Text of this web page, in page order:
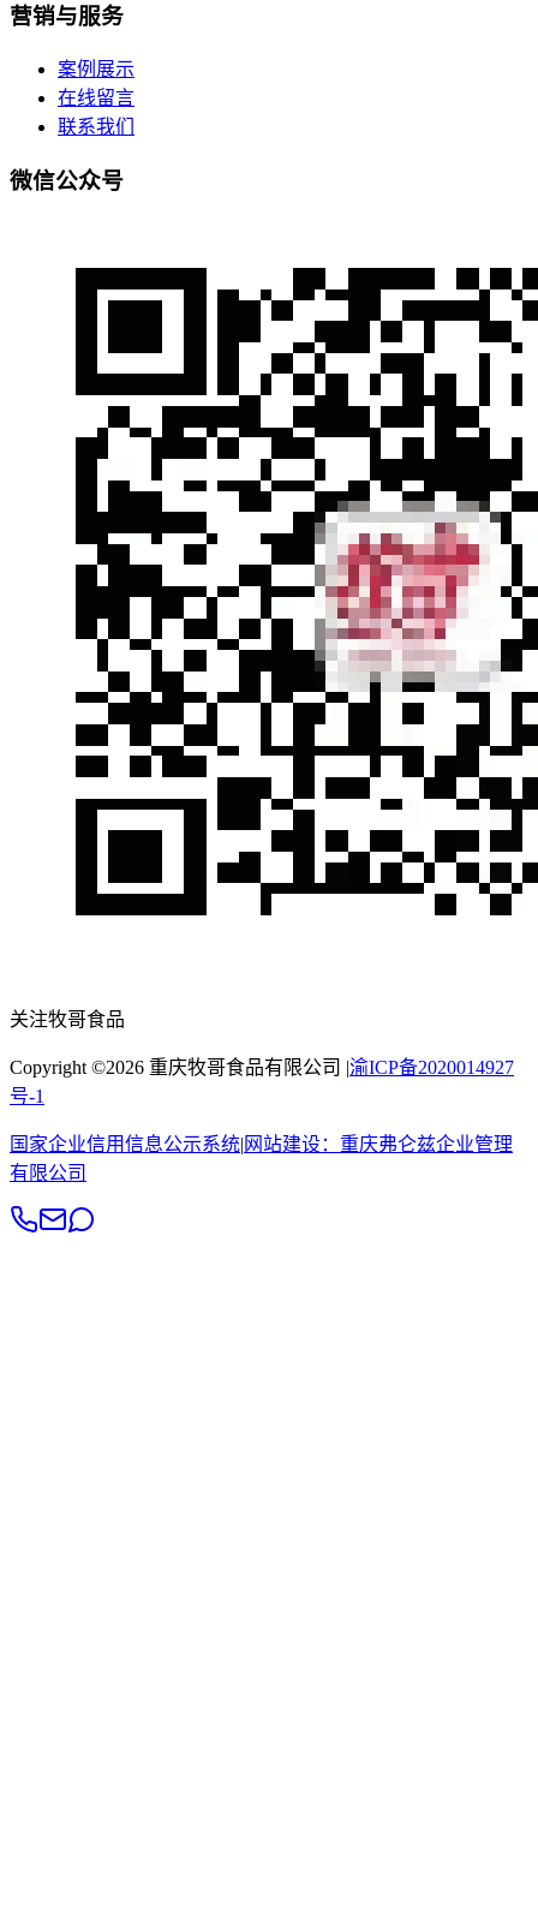
营销与服务
案例展示
在线留言
联系我们
微信公众号
关注牧哥食品
Copyright ©2026 重庆牧哥食品有限公司 |渝ICP备2020014927
号-1
国家企业信用信息公示系统| 网站建设： 重庆弗仑兹企业管理
有限公司